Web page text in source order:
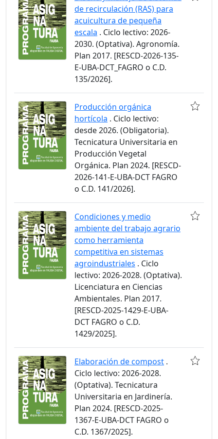
de recirculación (RAS) para
acuicultura de pequeña
escala . Ciclo lectivo: 2026-
2030. (Optativa). Agronomía.
Plan 2017. [RESCD-2026-135-
E-UBA-DCT_FAGRO o C.D.
135/2026].
Producción orgánica
hortícola . Ciclo lectivo:
desde 2026. (Obligatoria).
Tecnicatura Universitaria en
Producción Vegetal
Orgánica. Plan 2024. [RESCD-
2026-141-E-UBA-DCT FAGRO
o C.D. 141/2026].
Condiciones y medio
ambiente del trabajo agrario
como herramienta
competitiva en sistemas
agroindustriales . Ciclo
lectivo: 2026-2028. (Optativa).
Licenciatura en Ciencias
Ambientales. Plan 2017.
[RESCD-2025-1429-E-UBA-
DCT FAGRO o C.D.
1429/2025].
Elaboración de compost .
Ciclo lectivo: 2026-2028.
(Optativa). Tecnicatura
Universitaria en Jardinería.
Plan 2024. [RESCD-2025-
1367-E-UBA-DCT FAGRO o
C.D. 1367/2025].